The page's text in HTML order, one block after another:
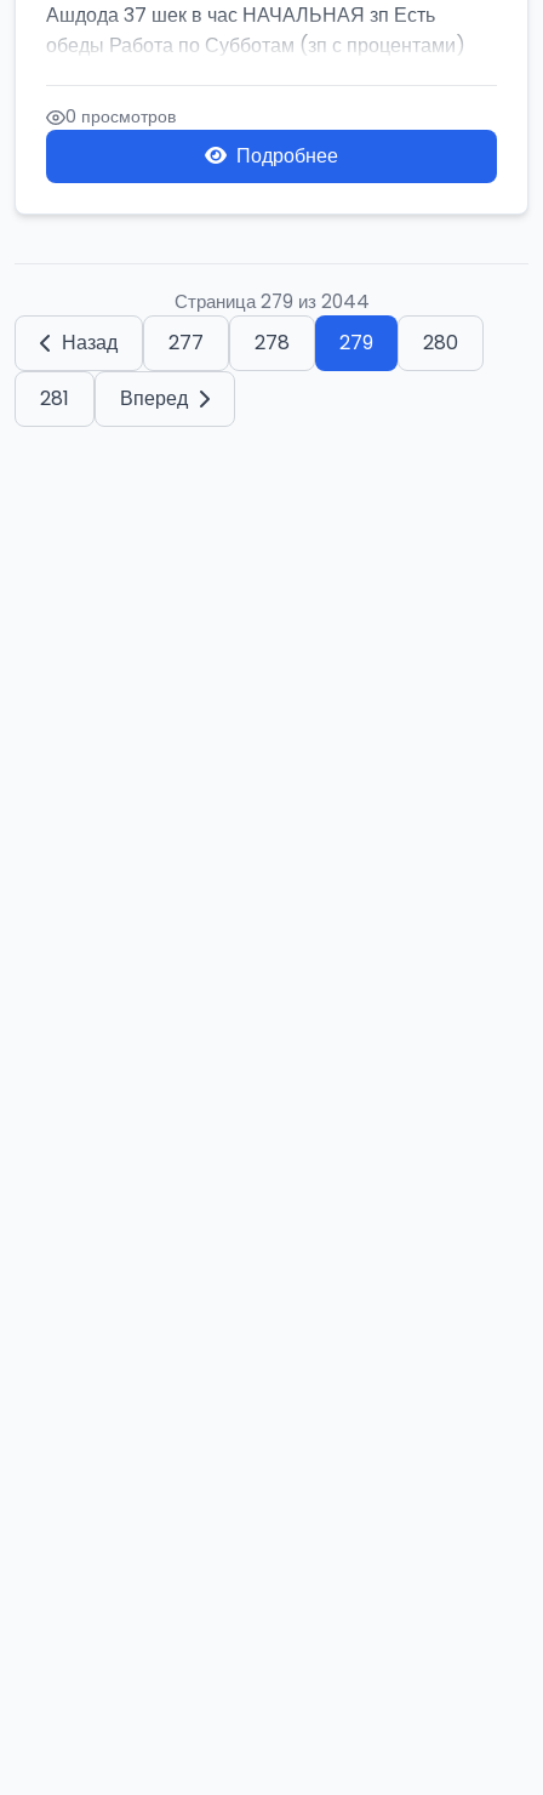
Ашдода 37 шек в час НАЧАЛЬНАЯ зп Есть
обеды Работа по Субботам (зп с процентами)
0 просмотров
Подробнее
Страница 279 из 2044
Назад 277 278 279
280
281
Вперед